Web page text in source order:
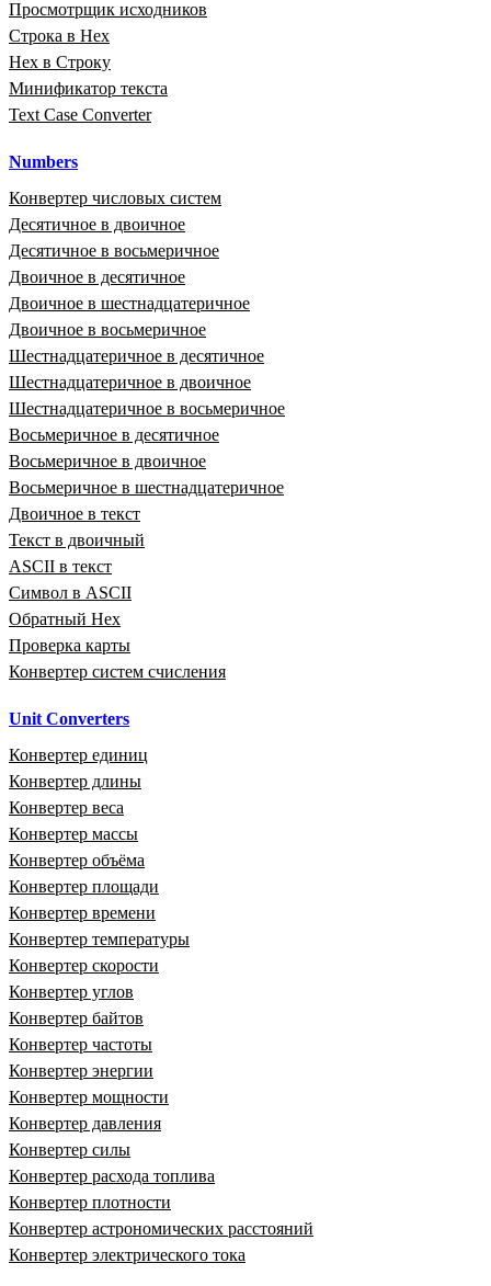
Просмотрщик исходников
Строка в Hex
Hex в Строку
Минификатор текста
Text Case Converter
Numbers
Конвертер числовых систем
Десятичное в двоичное
Десятичное в восьмеричное
Двоичное в десятичное
Двоичное в шестнадцатеричное
Двоичное в восьмеричное
Шестнадцатеричное в десятичное
Шестнадцатеричное в двоичное
Шестнадцатеричное в восьмеричное
Восьмеричное в десятичное
Восьмеричное в двоичное
Восьмеричное в шестнадцатеричное
Двоичное в текст
Текст в двоичный
ASCII в текст
Символ в ASCII
Обратный Hex
Проверка карты
Конвертер систем счисления
Unit Converters
Конвертер единиц
Конвертер длины
Конвертер веса
Конвертер массы
Конвертер объёма
Конвертер площади
Конвертер времени
Конвертер температуры
Конвертер скорости
Конвертер углов
Конвертер байтов
Конвертер частоты
Конвертер энергии
Конвертер мощности
Конвертер давления
Конвертер силы
Конвертер расхода топлива
Конвертер плотности
Конвертер астрономических расстояний
Конвертер электрического тока